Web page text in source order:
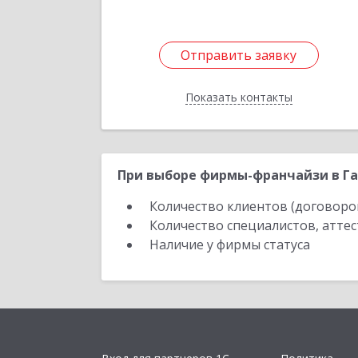
Отправить заявку
Показать контакты
Отправить заявку
Назад
При выборе фирмы-франчайзи в
Количество клиентов
Количество специалистов,
Наличие у фирмы статуса